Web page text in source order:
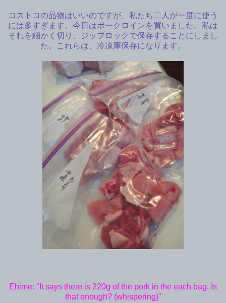
コストコの品物はいいのですが、私たち二人が一度に使う
には多すぎます。今日はポークロインを買いました。私は
それを細かく切り、ジップロックで保存することにしまし
た。これらは、冷凍庫保存になります。
Ehime: "It says there is 220g of the pork in the each bag. Is
that enough? (whispering)"